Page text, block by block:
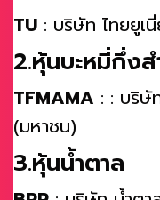
TU : บริษัท ไทยยูเ
2.หุ้นบะหมี่กึ่งส
TFMAMA : : บริษั
(มหาชน)
3.หุ้นน้ำตาล